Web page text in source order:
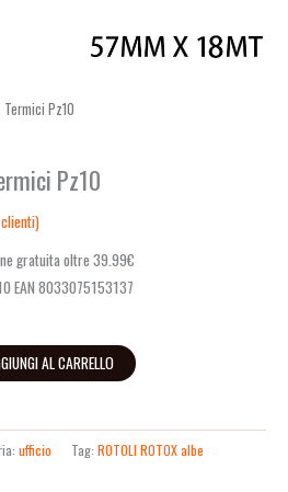
Pz10
Pz10
gratuita oltre 39.99€
EAN 8033075153137
AL CARRELLO
ufficio Tag: ROTOLI ROTOX albe